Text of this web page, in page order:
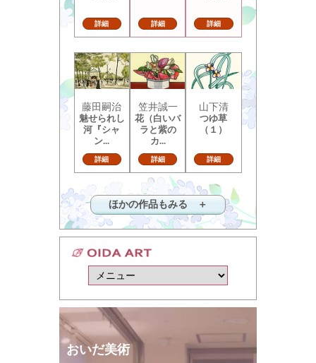
詳細 詳細 詳細
藤田嗣治
魅せられし
河『シャ
ン...
詳細
笠井誠一
花（白いバ
ラと紫の
カ...
詳細
山下清
つゆ草
（１）
詳細
ほかの作品もみる ＋
おいだ美術